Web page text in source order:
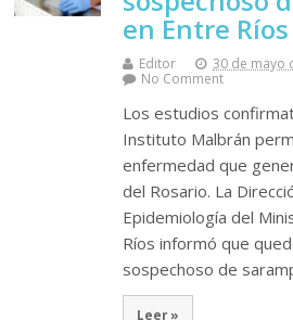
en Entre Ríos
Editor 30 de mayo
No Comment
Los estudios
Instituto Malbrán
enfermedad que
del Rosario. La
Epidemiología del
Ríos informó que
sospechoso de
Leer »